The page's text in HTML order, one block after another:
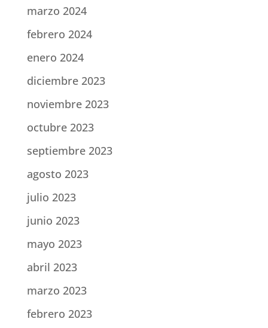
marzo 2024
febrero 2024
enero 2024
diciembre 2023
noviembre 2023
octubre 2023
septiembre 2023
agosto 2023
julio 2023
junio 2023
mayo 2023
abril 2023
marzo 2023
febrero 2023